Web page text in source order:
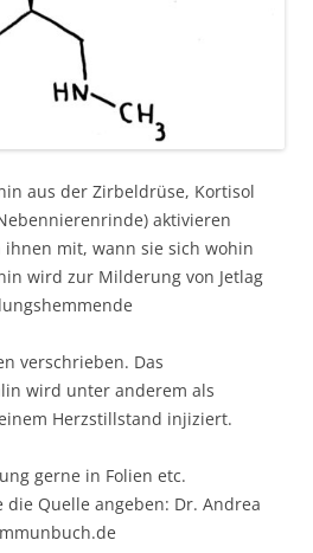
aus der Zirbeldrüse, Kortisol
aktivieren
mit, wann sie sich wohin
wird zur Milderung von Jetlag
verschrieben. Das
wird unter anderem als
Herzstillstand injiziert.
gerne in Folien etc.
Quelle angeben: Dr. Andrea